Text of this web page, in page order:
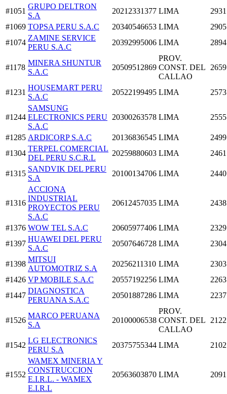
#1051
GRUPO DELTRON
S.A
20212331377 LIMA
#1069 TOPSA PERU S.A.C 20340546653 LIMA
#1074
ZAMINE SERVICE
PERU S.A.C
20392995006 LIMA
#1178
MINERA SHUNTUR
S.A.C
20509512869
PROV.
CONST. DEL
CALLAO
#1231
HOUSEMART PERU
S.A.C
20522199495 LIMA
#1244
SAMSUNG
ELECTRONICS PERU
S.A.C
20300263578 LIMA
#1285 ARDICORP S.A.C 20136836545 LIMA
#1304
TERPEL COMERCIAL
DEL PERU S.C.R.L
20259880603 LIMA
#1315
SANDVIK DEL PERU
S.A
20100134706 LIMA
#1316
ACCIONA
INDUSTRIAL
PROYECTOS PERU
S.A.C
20612457035 LIMA
#1376 WOW TEL S.A.C 20605977406 LIMA
#1397
HUAWEI DEL PERU
S.A.C
20507646728 LIMA
#1398
MITSUI
AUTOMOTRIZ S.A
20256211310 LIMA
#1426 VP MOBILE S.A.C 20557192256 LIMA
#1447
DIAGNOSTICA
PERUANA S.A.C
20501887286 LIMA
#1526
MARCO PERUANA
S.A
20100006538
PROV.
CONST. DEL
CALLAO
#1542
LG ELECTRONICS
PERU S.A
20375755344 LIMA
#1552
WAMEX MINERIA Y
CONSTRUCCION
E.I.R.L. - WAMEX
E.I.R.L
20563603870 LIMA